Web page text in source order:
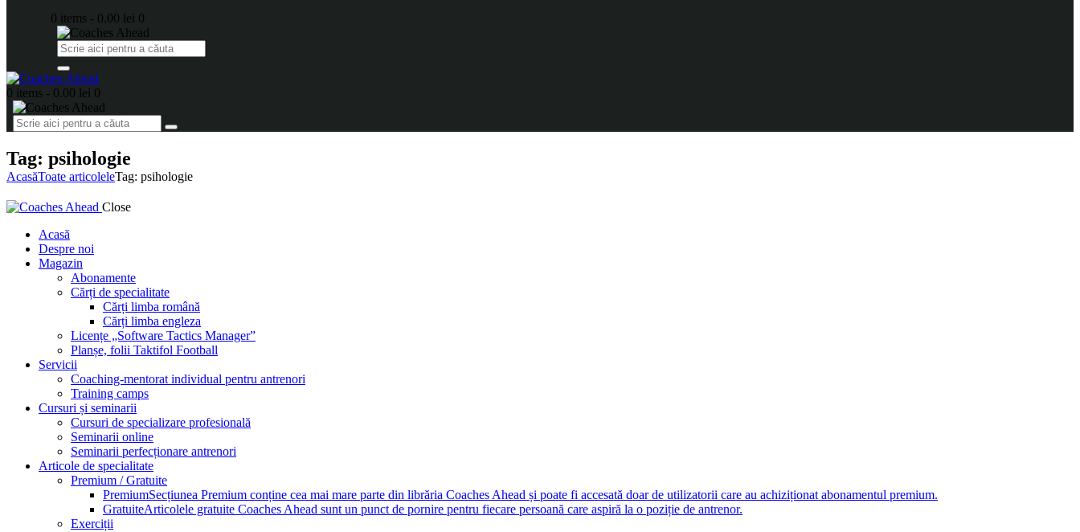
0 items - 0.00 lei 0
0 items - 0.00 lei 0
Tag: psihologie
AcasăToate articoleleTag: psihologie
Close
Acasă
Despre noi
Magazin
Abonamente
Cărți de specialitate
Cărți limba română
Cărți limba engleza
Licențe „Software Tactics Manager”
Planșe, folii Taktifol Football
Servicii
Coaching-mentorat individual pentru antrenori
Training camps
Cursuri și seminarii
Cursuri de specializare profesională
Seminarii online
Seminarii perfecționare antrenori
Articole de specialitate
Premium / Gratuite
PremiumSecțiunea Premium conține cea mai mare parte din librăria Coaches Ahead și poate fi accesată doar de utilizatorii care au achiziționat abonamentul premium.
GratuiteArticolele gratuite Coaches Ahead sunt un punct de pornire pentru fiecare persoană care aspiră la o poziție de antrenor.
Exerciții